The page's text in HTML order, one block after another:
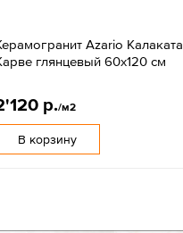
Azario Калаката
глянцевый 60x120 см
р./м2
В корзину